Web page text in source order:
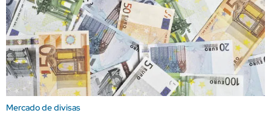
Mercado de divisas